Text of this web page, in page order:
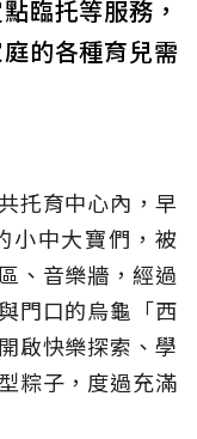
臨托等服務，
的各種育兒需
托育中心內，早
小中大寶們，被
、音樂牆，經過
門口的烏龜「西
啟快樂探索、學
粽子，度過充滿